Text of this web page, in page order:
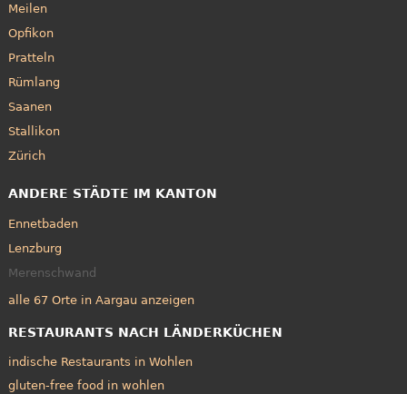
Meilen
Opfikon
Pratteln
Rümlang
Saanen
Stallikon
Zürich
ANDERE STÄDTE IM KANTON
Ennetbaden
Lenzburg
Merenschwand
alle 67 Orte in Aargau anzeigen
RESTAURANTS NACH LÄNDERKÜCHEN
indische Restaurants in Wohlen
gluten-free food in wohlen